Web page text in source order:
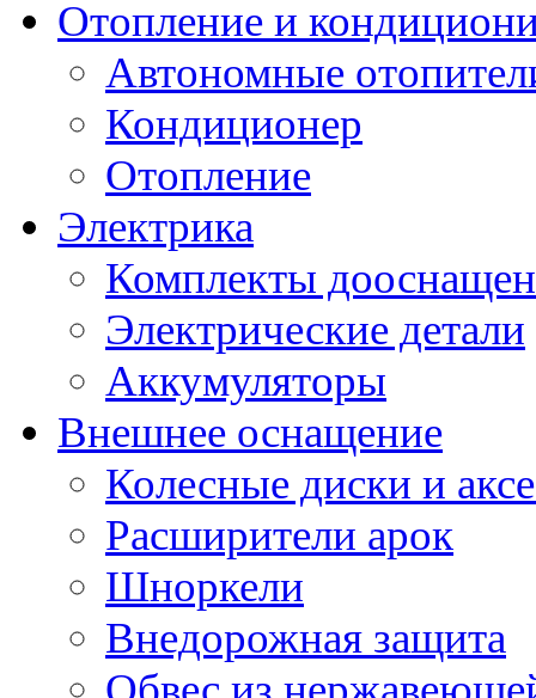
Отопление и
Автономные
Кондиционер
Отопление
Электрика
Комплекты
Электрические детали
Аккумуляторы
Внешнее оснащение
Колесные диски и
Расширители арок
Шноркели
Внедорожная защита